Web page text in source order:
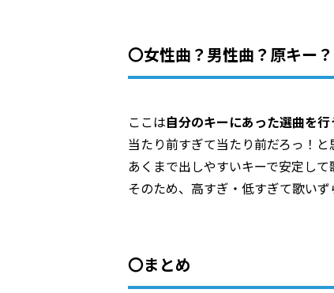
〇女性曲？男性曲？原キー
ここは自分のキーにあった選曲を行
当たり前すぎて当たり前だろっ！と
あくまで出しやすいキーで安定して
そのため、高すぎ・低すぎて歌い
〇まとめ